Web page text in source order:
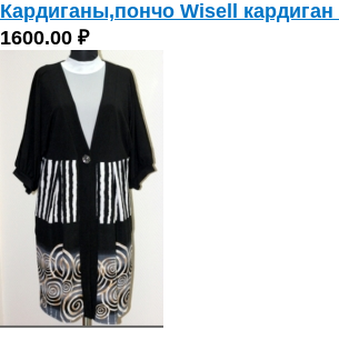
Кардиганы,пончо Wisell кардиган
1600.00 ₽